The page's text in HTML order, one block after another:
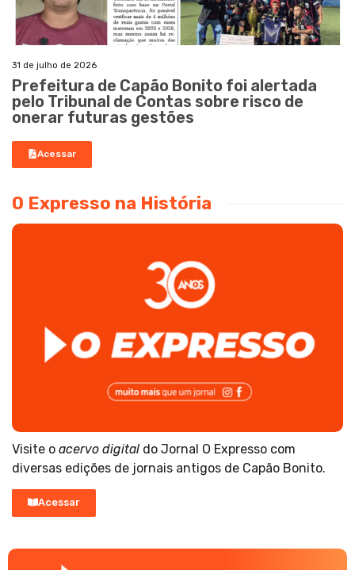
31 de julho de 2026
Prefeitura de Capão Bonito foi alertada
pelo Tribunal de Contas sobre risco de
onerar futuras gestões
Acessar
O Expresso na História
Visite o acervo digital do Jornal O Expresso com
diversas edições de jornais antigos de Capão Bonito.
Acessar